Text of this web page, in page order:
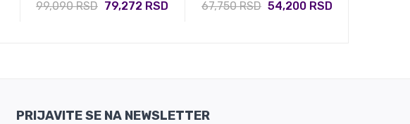
99,090 RSD 79,272 RSD 67,750 RSD 54,200 RSD
PRIJAVITE SE NA NEWSLETTER